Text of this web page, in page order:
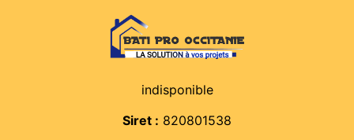
indisponible
Siret : 820801538